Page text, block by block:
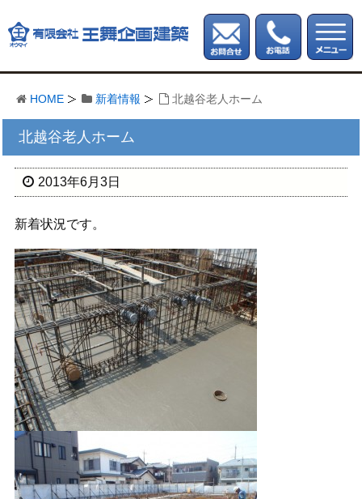
HOME 新着情報 北越谷老人ホーム
北越谷老人ホーム
2013年6月3日
新着状況です。